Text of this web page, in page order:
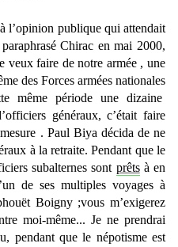
l’opinion publique qui attendait
Chirac en mai 2000,
veux faire de notre armée , une
des Forces armées nationales
même période une dizaine
généraux, c’était faire
. Paul Biya décida de ne
à la retraite. Pendant que le
subalternes sont prêts à en
de ses multiples voyages à
Boigny ;vous m’exigerez
moi-même... Je ne prendrai
pendant que le népotisme est